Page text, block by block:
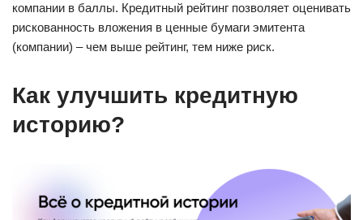
компании в баллы. Кредитный рейтинг позволяет оценивать
рискованность вложения в ценные бумаги эмитента
(компании) – чем выше рейтинг, тем ниже риск.
Как улучшить кредитную
историю?